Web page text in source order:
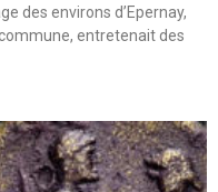
des environs d’Epernay,
entretenait des